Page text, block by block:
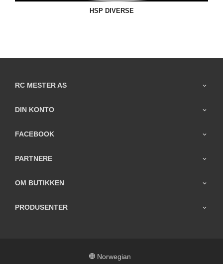
HSP DIVERSE
RC MESTER AS
DIN KONTO
FACEBOOK
PARTNERE
OM BUTIKKEN
PRODUSENTER
Norwegian